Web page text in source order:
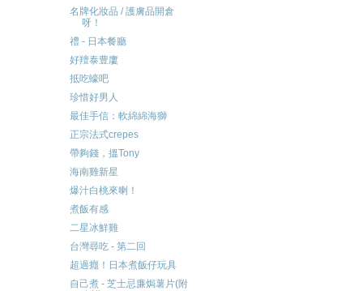
名牌化妝品 / 護膚品開倉
呀！
禮 - 日本餐廳
好羶泰豊廔
抵吃蠔吧
珍惜好男人
最佳手信：軟綿綿海獅
正宗法式crepes
帶夠錢，搵Tony
海南雞新星
爆汁白桃來喇！
煮飯有感
二星冰鮮雞
台灣尋吃 - 第二回
超過癮！日本煮飯仔玩具
自己煮 - 芝士忌廉焗薯片(附